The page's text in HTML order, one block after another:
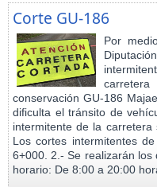
Corte GU-186
Por
conservación GU-186
dificulta el tránsito de
intermitente de la
Los cortes intermitentes
6+000. 2.- Se realizarán
horario: De 8:00 a 20:00